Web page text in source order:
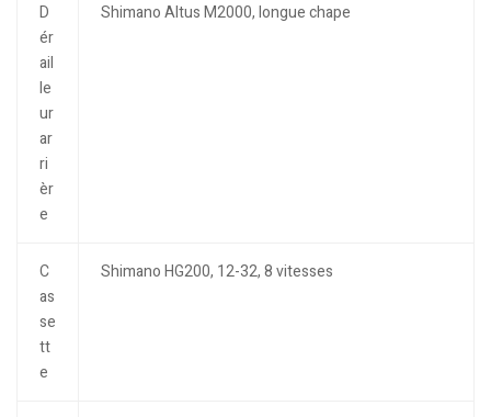
D
ér
ail
le
ur
ar
ri
èr
e
Shimano Altus M2000, longue chape
C
as
se
tt
e
Shimano HG200, 12-32, 8 vitesses